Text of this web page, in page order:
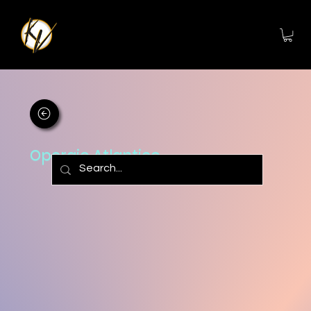
Operaio Atlantico